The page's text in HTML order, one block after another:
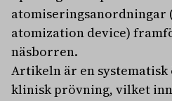
atomiseringsanordningar
atomization device)
näsborren.
Artikeln är en
klinisk prövning, vilket